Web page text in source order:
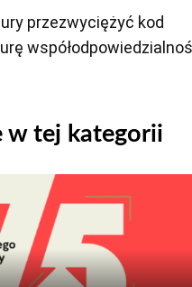
przezwyciężyć kod
w tej kategorii